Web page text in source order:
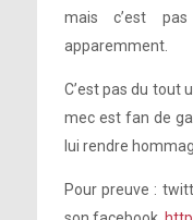
mais c’est
apparemment.
C’est pas du tout
mec est fan de
lui rendre
Pour preuve :